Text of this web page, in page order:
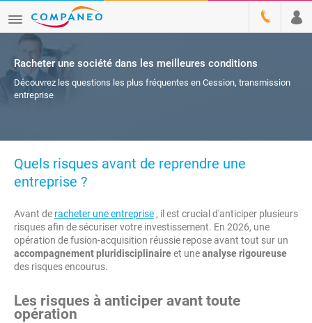
Racheter une société dans les meilleures conditions
Découvrez les questions les plus fréquentes en Cession, transmission
entreprise
Quels risques avant de reprendre une
entreprise ?
Avant de racheter une entreprise , il est crucial d'anticiper plusieurs
risques afin de sécuriser votre investissement. En 2026, une
opération de fusion-acquisition réussie repose avant tout sur un
accompagnement pluridisciplinaireet uneanalyse rigoureuse
des risques encourus.
Les risques à anticiper avant toute
opération